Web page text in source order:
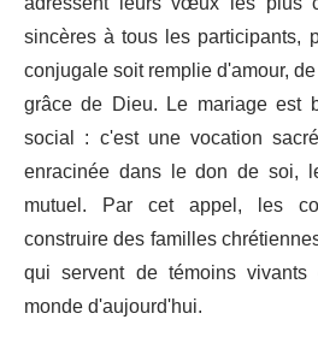
sincères à tous les participants,
conjugale soit remplie d'amour,
grâce de Dieu. Le mariage est
social : c'est une vocation
enracinée dans le don de soi,
mutuel. Par cet appel, les
construire des familles
qui servent de témoins
monde d'aujourd'hui.